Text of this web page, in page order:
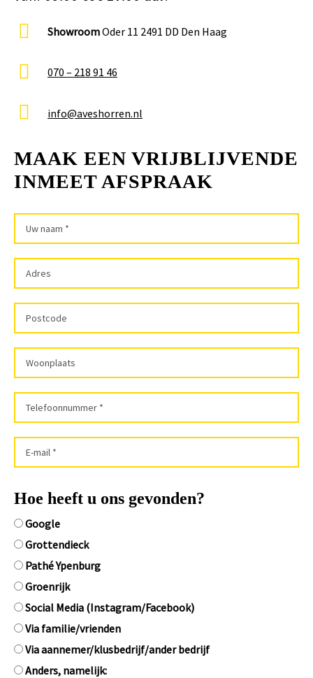
ShowroomOder 11 2491 DD Den Haag
070 – 218 91 46
info@aveshorren.nl
MAAK EEN VRIJBLIJVENDE
INMEET AFSPRAAK
Hoe heeft u ons gevonden?
Google
Grottendieck
Pathé Ypenburg
Groenrijk
Social Media (Instagram/Facebook)
Via familie/vrienden
Via aannemer/klusbedrijf/ander bedrijf
Anders, namelijk: